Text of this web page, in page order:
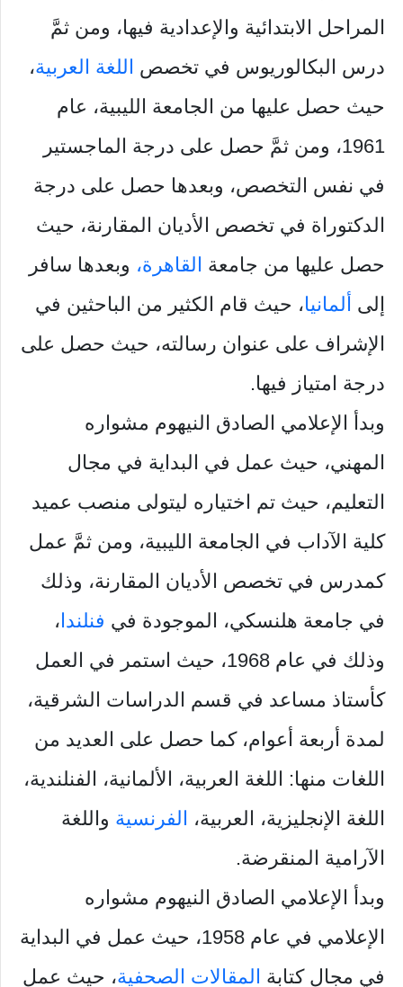
المراحل الابتدائية والإعدادية فيها، ومن ثمَّ
درس البكالوريوس في تخصص اللغة العربية،
حيث حصل عليها من الجامعة الليبية، عام
1961، ومن ثمَّ حصل على درجة الماجستير
في نفس التخصص، وبعدها حصل على درجة
الدكتوراة في تخصص الأديان المقارنة، حيث
حصل عليها من جامعة القاهرة، وبعدها سافر
إلى ألمانيا، حيث قام الكثير من الباحثين في
الإشراف على عنوان رسالته، حيث حصل على
درجة امتياز فيها.
وبدأ الإعلامي الصادق النيهوم مشواره
المهني، حيث عمل في البداية في مجال
التعليم، حيث تم اختياره ليتولى منصب عميد
كلية الآداب في الجامعة الليبية، ومن ثمَّ عمل
كمدرس في تخصص الأديان المقارنة، وذلك
في جامعة هلنسكي، الموجودة في فنلندا،
وذلك في عام 1968، حيث استمر في العمل
كأستاذ مساعد في قسم الدراسات الشرقية،
لمدة أربعة أعوام، كما حصل على العديد من
اللغات منها: اللغة العربية، الألمانية، الفنلندية،
اللغة الإنجليزية، العربية، الفرنسية واللغة
الآرامية المنقرضة.
وبدأ الإعلامي الصادق النيهوم مشواره
الإعلامي في عام 1958، حيث عمل في البداية
في مجال كتابة المقالات الصحفية، حيث عمل